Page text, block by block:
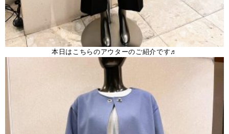
本日はこちらのアウターのご紹介です♬